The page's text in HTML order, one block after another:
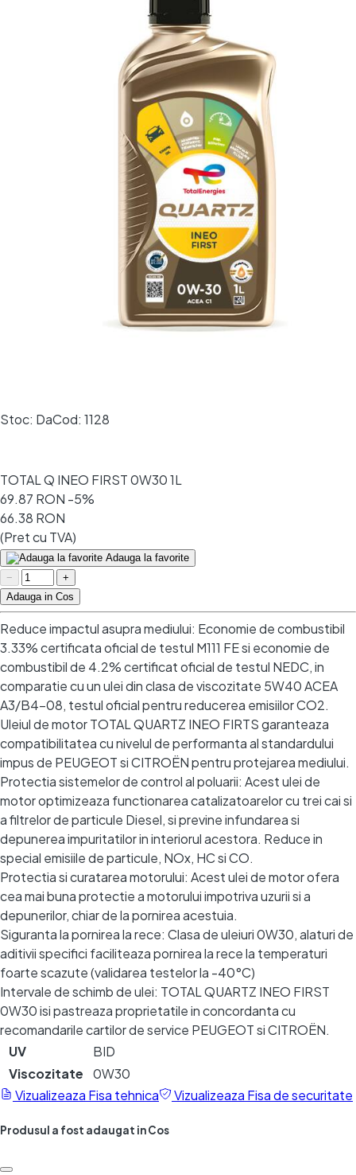
Stoc: DaCod: 1128
TOTAL Q INEO FIRST 0W30 1L
69.87 RON -5%
66.38 RON
(Pret cu TVA)
Adauga la favorite
−
+
Adauga in Cos
Reduce impactul asupra mediului: Economie de combustibil
3.33% certificata oficial de testul M111 FE si economie de
combustibil de 4.2% certificat oficial de testul NEDC, in
comparatie cu un ulei din clasa de viscozitate 5W40 ACEA
A3/B4-08, testul oficial pentru reducerea emisiilor CO2.
Uleiul de motor TOTAL QUARTZ INEO FIRTS garanteaza
compatibilitatea cu nivelul de performanta al standardului
impus de PEUGEOT si CITROËN pentru protejarea mediului.
Protectia sistemelor de control al poluarii: Acest ulei de
motor optimizeaza functionarea catalizatoarelor cu trei cai si
a filtrelor de particule Diesel, si previne infundarea si
depunerea impuritatilor in interiorul acestora. Reduce in
special emisiile de particule, NOx, HC si CO.
Protectia si curatarea motorului: Acest ulei de motor ofera
cea mai buna protectie a motorului impotriva uzurii si a
depunerilor, chiar de la pornirea acestuia.
Siguranta la pornirea la rece: Clasa de uleiuri 0W30, alaturi de
aditivii specifici faciliteaza pornirea la rece la temperaturi
foarte scazute (validarea testelor la -40°C)
Intervale de schimb de ulei: TOTAL QUARTZ INEO FIRST
0W30 isi pastreaza proprietatile in concordanta cu
recomandarile cartilor de service PEUGEOT si CITROËN.
UV
BID
Viscozitate
0W30
Vizualizeaza Fisa tehnica Vizualizeaza Fisa de securitate
Produsul a fost adaugat in Cos